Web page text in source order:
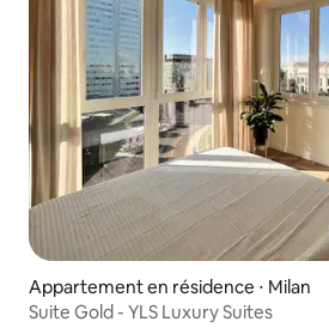
Appartement en résidence ⋅ Milan
Suite Gold - YLS Luxury Suites